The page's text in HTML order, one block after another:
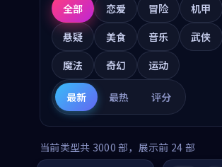
全部 恋爱 冒险 机甲
悬疑
美食 音乐 武侠
魔法
奇幻 运动
最新 最热 评分
当前类型共 3000 部，展示前 24 部
99:16